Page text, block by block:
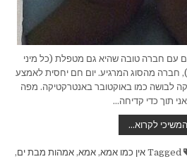
עם חברה טובה שהיא גם מטפלת (כל מיני
חברה מהסוג המרגיע. יום חם יחסית לאמצע
לבושה כמו באוקטובר באנטרקטיקה. מפה
תוך כדי קדיחה…
המשיכי לקרוא…
זאת
Tagged אין כמו אמא,אמא,אמהות מבת ים,